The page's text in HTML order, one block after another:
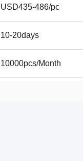
USD435-486/pc
10-20days
10000pcs/Month